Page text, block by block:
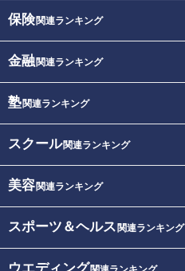
保険関連ランキング
金融関連ランキング
塾関連ランキング
スクール関連ランキング
美容関連ランキング
スポーツ＆ヘルス 関連ランキング